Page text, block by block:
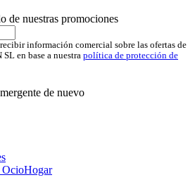
de nuestras promociones
información comercial sobre las ofertas de
en base a nuestra política de protección de
de nuevo